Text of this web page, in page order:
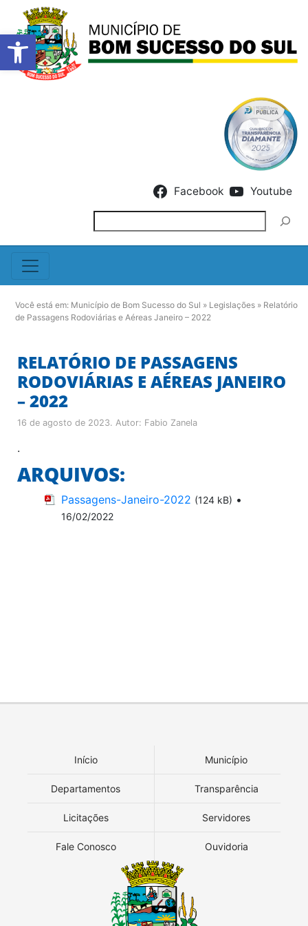
Barra de Ferramentas
Facebook Youtube
Você está em: Município de Bom Sucesso do Sul » Legislações » Relatório
de Passagens Rodoviárias e Aéreas Janeiro – 2022
RELATÓRIO DE PASSAGENS
RODOVIÁRIAS E AÉREAS JANEIRO
– 2022
16 de agosto de 2023. Autor: Fabio Zanela
.
ARQUIVOS:
Passagens-Janeiro-2022 (124 kB) •
16/02/2022
Início Município
Departamentos Transparência
Licitações Servidores
Fale Conosco Ouvidoria